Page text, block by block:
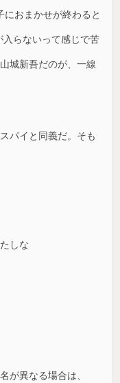
おまかせが終わると
入らないって感じで苦
城新吾だのが、一線
パイと同義だ。そも
しな
が異なる場合は、